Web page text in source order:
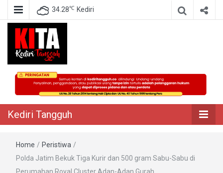
34.28℃ Kediri
Kediri Tangguh
Berita Akurat Terpercaya
Kediri Tangguh
Home / Peristiwa /
Polda Jatim Bekuk Tiga Kurir dan 500 gram Sabu-Sabu di